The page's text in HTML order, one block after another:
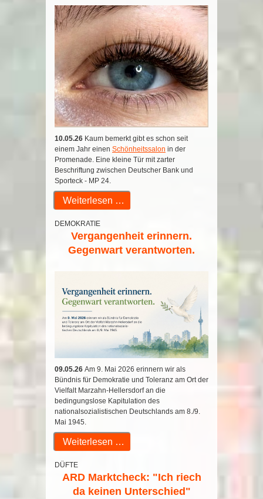
10.05.26 Kaum bemerkt gibt es schon seit
einem Jahr einen Schönheitssalon in der
Promenade. Eine kleine Tür mit zarter
Beschriftung zwischen Deutscher Bank und
Sporteck - MP 24.
Weiterlesen …
DEMOKRATIE
Vergangenheit erinnern.
Gegenwart verantworten.
09.05.26 Am 9. Mai 2026 erinnern wir als
Bündnis für Demokratie und Toleranz am Ort der
Vielfalt Marzahn-Hellersdorf an die
bedingungslose Kapitulation des
nationalsozialistischen Deutschlands am 8./9.
Mai 1945.
Weiterlesen …
DÜFTE
ARD Marktcheck: "Ich riech
da keinen Unterschied"